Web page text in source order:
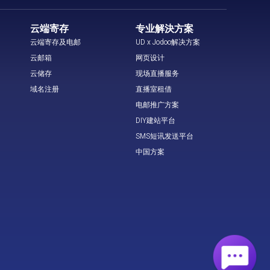
云端寄存
云端寄存及电邮
云邮箱
云储存
域名注册
专业解決方案
UD x Jodoo解决方案
网页设计
现场直播服务
直播室租借
电邮推广方案
DIY建站平台
SMS短讯发送平台
中国方案